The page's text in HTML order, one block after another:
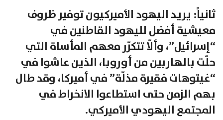
ثانياً: يريد اليهود الأميركيون توفير ظروف
معيشية أفضل لليهود القاطنين في
“إسرائيل”، وألّا تتكرّر معهم المأساة التي
حلّت بالهاربين من أوروبا، الذين عاشوا في
“غيتوهات فقيرة مذلّة” في أميركا، وقد طال
بهم الزمن حتى استطاعوا الانخراط في
المجتمع اليهودي الأميركي.